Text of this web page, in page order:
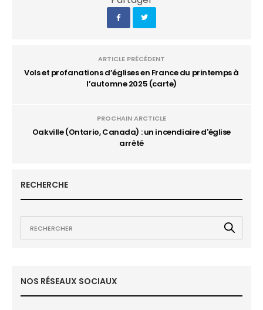
ARTICLE PRÉCÉDENT
Vols et profanations d’églises en France du printemps à
l’automne 2025 (carte)
PROCHAIN ARCTICLE
Oakville (Ontario, Canada) : un incendiaire d'église
arrêté
RECHERCHE
NOS RÉSEAUX SOCIAUX